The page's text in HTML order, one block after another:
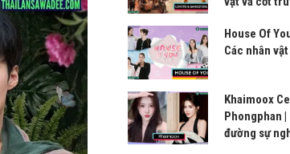
House Of
Các nhân
Khaimoox
Phongphan |
đường sự